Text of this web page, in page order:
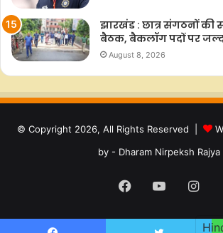
झारखंड : छात्र संगठनों की
बैठक, बैकलॉग पदों पर जल्द
August 8, 2026
© Copyright 2026, All Rights Reserved |
by - Dharam Nirpeksh Rajya
Facebook
YouTube